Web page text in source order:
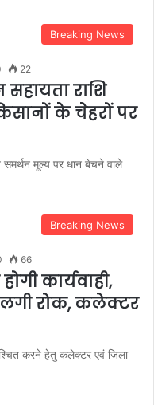
Breaking News
22
राशि
के चेहरों पर
मूल्य पर धान बेचने वाले
Breaking News
66
कार्यवाही,
रोक, कलेक्टर
करने हेतु कलेक्टर एवं जिला